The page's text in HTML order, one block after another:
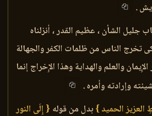
.
جليل الشأن ، عظيم القدر ، أنزلناه
تخرج الناس من ظلمات الكفر والجهالة
والعلم والهداية وهذا الإِخراج إنما
وإرادته وأمره .
الحميد }بدل من قوله { إِلَى النور